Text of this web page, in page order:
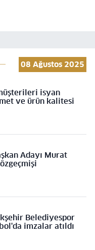
08 Ağustos 2025
isyan
ve ürün kalitesi
Adayı Murat
Belediyespor
imzalar atıldı